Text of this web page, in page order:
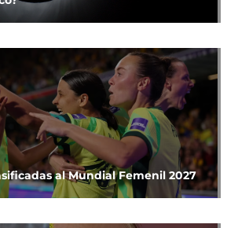
al Mundial Femenil 2027